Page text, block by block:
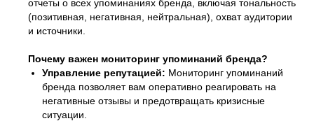
отчеты о всех упоминаниях бренда, включая тональность
(позитивная, негативная, нейтральная), охват аудитории
и источники.
Почему важен мониторинг упоминаний бренда?
Управление репутацией: Мониторинг упоминаний
бренда позволяет вам оперативно реагировать на
негативные отзывы и предотвращать кризисные
ситуации.